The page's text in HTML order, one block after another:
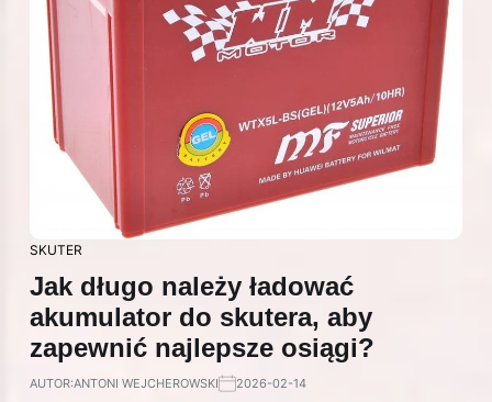
SKUTER
Jak długo należy ładować
akumulator do skutera, aby
zapewnić najlepsze osiągi?
AUTOR:ANTONI WEJCHEROWSKI 2026-02-14